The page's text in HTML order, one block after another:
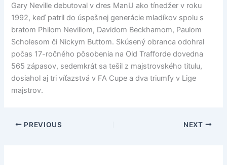
Gary Neville debutoval v dres ManU ako tínedžer v roku
1992, keď patril do úspešnej generácie mladíkov spolu s
bratom Philom Nevillom, Davidom Beckhamom, Paulom
Scholesom či Nickym Buttom. Skúsený obranca odohral
počas 17-ročného pôsobenia na Old Trafforde dovedna
565 zápasov, sedemkrát sa tešil z majstrovského titulu,
dosiahol aj tri víťazstvá v FA Cupe a dva triumfy v Lige
majstrov.
PREVIOUS NEXT